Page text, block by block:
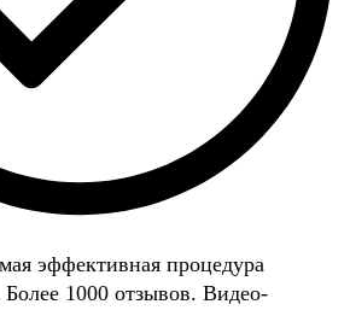
эффективная процедура
Более 1000 отзывов. Видео-